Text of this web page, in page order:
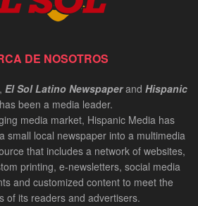
DE NOSOTROS
El Sol Latino Newspaperand Hispanic
has been a media leader.
media market, Hispanic Media has
small local newspaper into a multimedia
that includes a network of websites,
printing, e-newsletters, social media
and customized content to meet the
of its readers and advertisers.